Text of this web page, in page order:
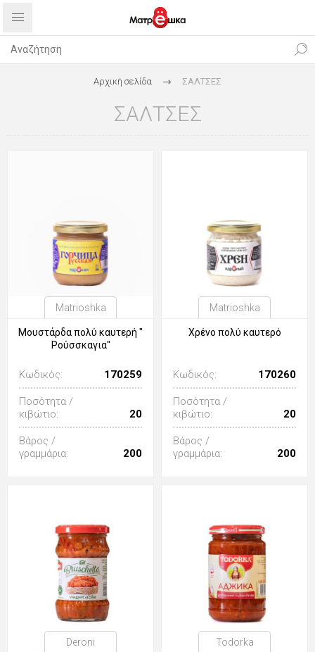
Αρχική σελίδα ΣΑΛΤΣΕΣ
ΣΑΛΤΣΕΣ
Matrioshka
Μουστάρδα πολύ καυτερή "
Ρούσσκαγια"
Κωδικός: 170259
Ποσότητα /
κιβώτιο:
20
Βάρος /
γραμμάρια:
200
Matrioshka
Χρένο πολύ καυτερό
Κωδικός: 170260
Ποσότητα /
κιβώτιο:
20
Βάρος /
γραμμάρια:
200
Deroni Todorka